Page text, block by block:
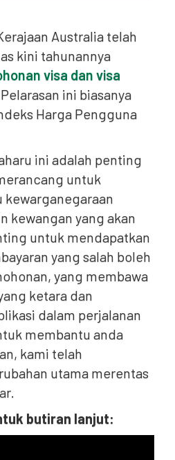
Australia telah
kini tahunannya
visa dan visa
ini biasanya
Harga Pengguna
ini adalah penting
untuk
kewarganegaraan
kewangan yang akan
untuk mendapatkan
yang salah boleh
yang membawa
ketara dan
dalam perjalanan
membantu anda
kami telah
utama merentas
butiran lanjut: